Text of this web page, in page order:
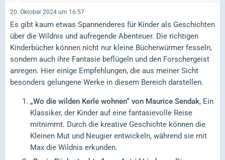
20. Oktober 2024 um 16:57
Es gibt kaum etwas Spannenderes für Kinder als Geschichten
über die Wildnis und aufregende Abenteuer. Die richtigen
Kinderbücher können nicht nur kleine Bücherwürmer fesseln,
sondern auch ihre Fantasie beflügeln und den Forschergeist
anregen. Hier einige Empfehlungen, die aus meiner Sicht
besonders gelungene Werke in diesem Bereich darstellen.
„Wo die wilden Kerle wohnen“ von Maurice Sendak, Ein
Klassiker, der Kinder auf eine fantasievolle Reise
mitnimmt. Durch die kreative Geschichte können die
Kleinen Mut und Neugier entwickeln, während sie mit
Max die Wildnis erkunden.